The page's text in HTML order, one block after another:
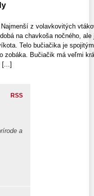
z volavkovitých
na chavkoša nočného,
Telo bučiačika je
zobáka. Bučiačik má veľmi
[...]
RSS
a